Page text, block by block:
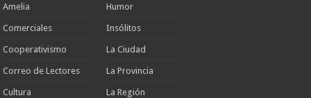
Amelia
Comerciales
Cooperativismo
Correo de Lectores
Cultura
Humor
Insólitos
La Ciudad
La Provincia
La Región